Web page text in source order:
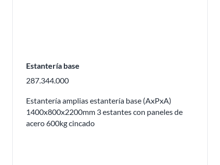
Estantería base
287.344.000
Estantería amplias estantería base (AxPxA)
1400x800x2200mm 3 estantes con paneles de
acero 600kg cincado